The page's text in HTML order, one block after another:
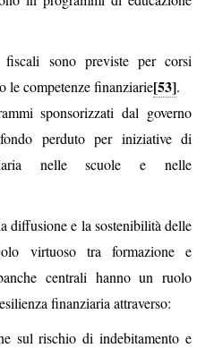
sono previste per corsi
le competenze finanziarie[53].
sponsorizzati dal governo
perduto per iniziative di
nelle scuole e nelle
diffusione e la sostenibilità delle
virtuoso tra formazione e
centrali hanno un ruolo
finanziaria attraverso:
sul rischio di indebitamento e